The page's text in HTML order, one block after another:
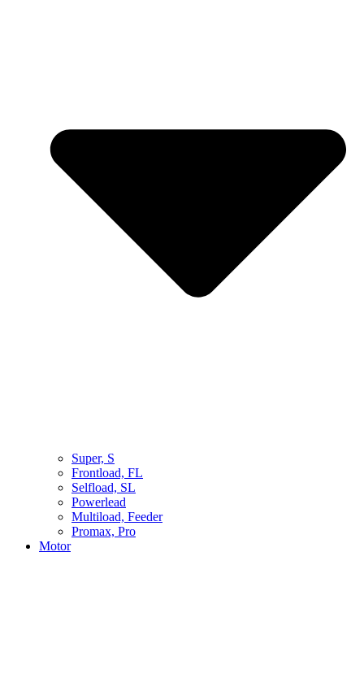
Super, S
Frontload, FL
Selfload, SL
Powerlead
Multiload, Feeder
Promax, Pro
Motor